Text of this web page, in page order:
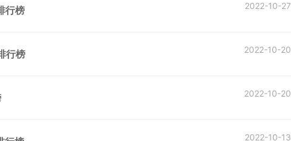
行榜 2022-10-27
行榜 2022-10-20
2022-10-20
2022-10-13